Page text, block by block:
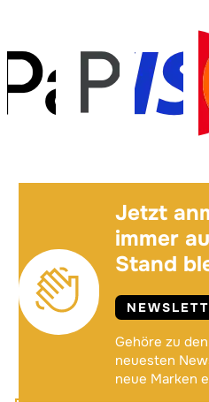
Jetzt
immer
Stand
Gehöre zu
neuesten
neue Marken